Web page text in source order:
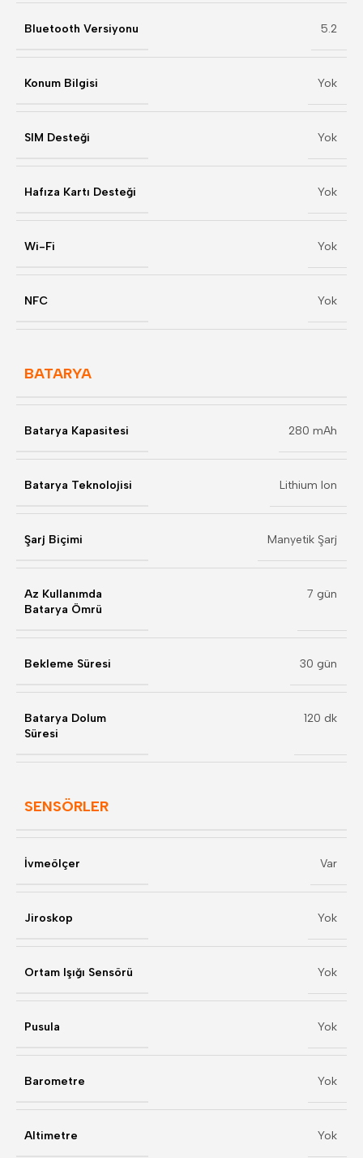
Bluetooth Versiyonu 5.2
Konum Bilgisi Yok
SIM Desteği Yok
Hafıza Kartı Desteği Yok
Wi-Fi Yok
NFC Yok
BATARYA
Batarya Kapasitesi 280 mAh
Batarya Teknolojisi Lithium Ion
Şarj Biçimi Manyetik Şarj
Az Kullanımda
Batarya Ömrü
7 gün
Bekleme Süresi 30 gün
Batarya Dolum
Süresi
120 dk
SENSÖRLER
İvmeölçer Var
Jiroskop Yok
Ortam Işığı Sensörü Yok
Pusula Yok
Barometre Yok
Altimetre Yok